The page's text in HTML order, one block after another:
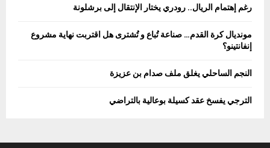
رغم إهتمام الريال.. رودري يختار الإنتقال إلى برشلونة
مونديال كرة القدم… صناعة تُباع و تُشترى هل اقتربت نهاية مشروع
إنفانتينو؟
النجم الساحلي يغلق ملف صدام بن عزيزة
الترجي يفسخ عقد كسيلة بوعالية بالتراضي